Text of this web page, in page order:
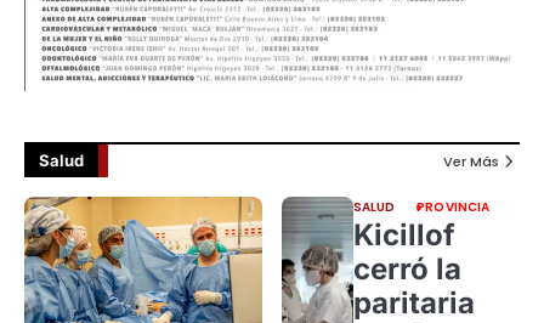
Salud Ver Más
SALUD PROVINCIA
Kicillof
cerró la
paritaria